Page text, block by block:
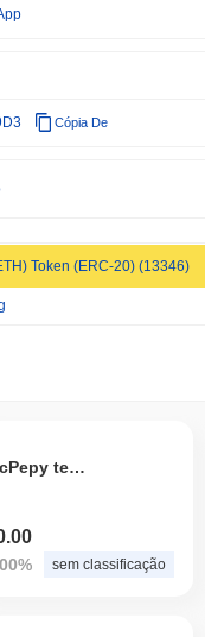
Cópia De
Token (ERC-20) (13346)
McPepy teh Wife
sem classificação